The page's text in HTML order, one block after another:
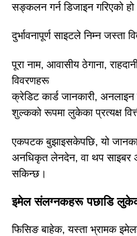
सङ्कलन गर्न डिजाइन गरिएको
दुर्भावनापूर्ण साइटले निम्न
पूरा नाम, आवासीय ठेगाना,
विवरणहरू
क्रेडिट कार्ड जानकारी,
शुल्कको रूपमा लुकेका प्रत्यक्ष
एकपटक बुझाइसकेपछि, यो
अनधिकृत लेनदेन, वा थप साइबर
सकिन्छ।
इमेल संलग्नकहरू पछाडि
फिसिङ बाहेक, यस्ता भ्रामक